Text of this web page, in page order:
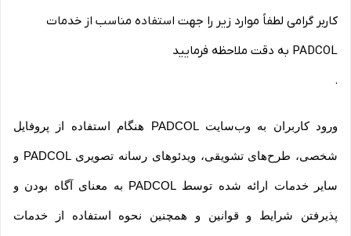
کاربر گرامی لطفاً موارد زیر را جهت استفاده مناسب از خدمات
PADCOL به دقت ملاحظه فرمایید
.
ورود کاربران به وب‏‌سایت PADCOL هنگام استفاده از پروفایل
شخصی، طرح‏‌های تشویقی، ویدئوهای رسانه تصویری PADCOL و
سایر خدمات ارائه شده توسط PADCOL به معنای آگاه بودن و
پذیرفتن شرایط و قوانین و همچنین نحوه استفاده از خدمات